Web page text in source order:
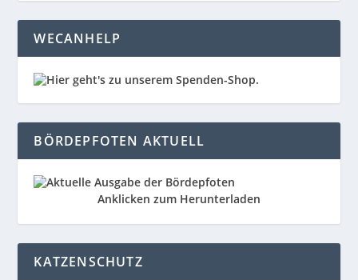
WECANHELP
BÖRDEPFOTEN AKTUELL
Anklicken zum Herunterladen
KATZENSCHUTZ